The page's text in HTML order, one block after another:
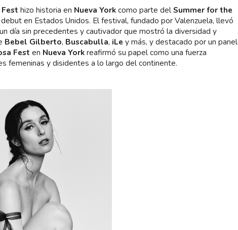
hizo historia en Nueva Yorkcomo parte delSummer for the
en Estados Unidos. El festival, fundado por Valenzuela, llevó
día sin precedentes y cautivador que mostró la diversidad y
Bebel Gilberto, Buscabulla, iLey más, y destacado por un panel
Fest en Nueva Yorkreafirmó su papel como una fuerza
femeninas y disidentes a lo largo del continente.